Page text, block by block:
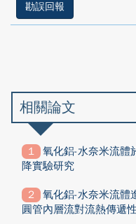
勘誤回報
相關論文
氧化鋁-水奈米流體
降實驗研究
氧化鋁-水奈米流體
圓管內層流對流熱傳遞